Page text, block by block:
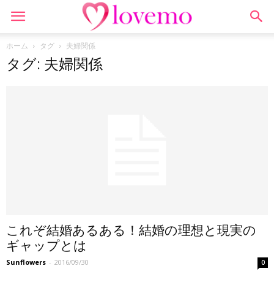
ホーム タグ 夫婦関係
タグ: 夫婦関係
これぞ結婚あるある！結婚の理想と現実の
ギャップとは
Sunflowers - 2016/09/30 0